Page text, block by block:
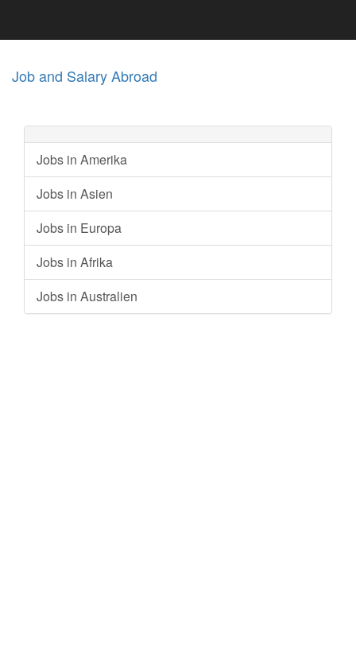
Job and Salary Abroad
Jobs in Amerika
Jobs in Asien
Jobs in Europa
Jobs in Afrika
Jobs in Australien